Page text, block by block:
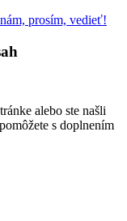
prosím, vedieť!
alebo ste našli
s doplnením